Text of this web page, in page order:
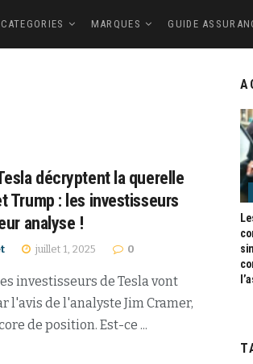
CATEGORIES MARQUES GUIDE
décryptent la querelle
Trump : les investisseurs
analyse !
juillet 1, 2025 0
investisseurs de Tesla vont
l'avis de l'analyste Jim Cramer,
de position. Est-ce ...